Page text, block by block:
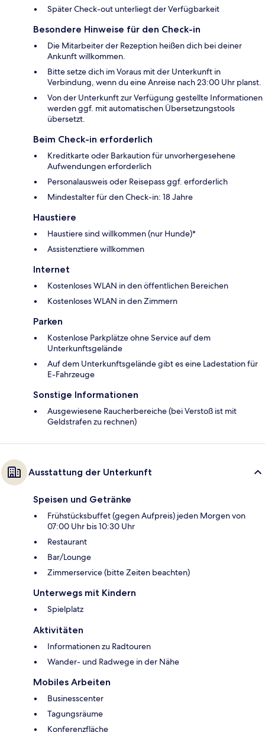
Später Check-out unterliegt der Verfügbarkeit
Besondere Hinweise für den Check-in
Die Mitarbeiter der Rezeption heißen dich bei deiner
Ankunft willkommen.
Bitte setze dich im Voraus mit der Unterkunft in
Verbindung, wenn du eine Anreise nach 23:00 Uhr planst.
Von der Unterkunft zur Verfügung gestellte Informationen
werden ggf. mit automatischen Übersetzungstools
übersetzt.
Beim Check-in erforderlich
Kreditkarte oder Barkaution für unvorhergesehene
Aufwendungen erforderlich
Personalausweis oder Reisepass ggf. erforderlich
Mindestalter für den Check-in: 18 Jahre
Haustiere
Haustiere sind willkommen (nur Hunde)*
Assistenztiere willkommen
Internet
Kostenloses WLAN in den öffentlichen Bereichen
Kostenloses WLAN in den Zimmern
Parken
Kostenlose Parkplätze ohne Service auf dem
Unterkunftsgelände
Auf dem Unterkunftsgelände gibt es eine Ladestation für
E-Fahrzeuge
Sonstige Informationen
Ausgewiesene Raucherbereiche (bei Verstoß ist mit
Geldstrafen zu rechnen)
Ausstattung der Unterkunft
Speisen und Getränke
Frühstücksbuffet (gegen Aufpreis) jeden Morgen von
07:00 Uhr bis 10:30 Uhr
Restaurant
Bar/Lounge
Zimmerservice (bitte Zeiten beachten)
Unterwegs mit Kindern
Spielplatz
Aktivitäten
Informationen zu Radtouren
Wander- und Radwege in der Nähe
Mobiles Arbeiten
Businesscenter
Tagungsräume
Konferenzfläche